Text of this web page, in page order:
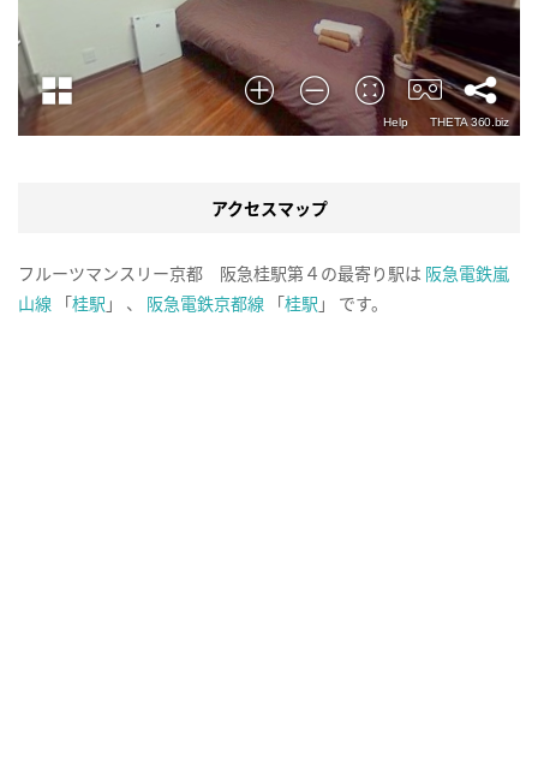
アクセスマップ
フルーツマンスリー京都 阪急桂駅第４の最寄り駅は 阪急電鉄嵐
山線 「桂駅 」 、 阪急電鉄京都線 「桂駅 」 です。